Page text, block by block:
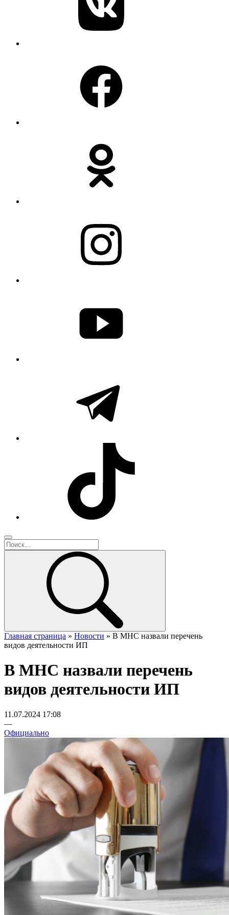
Главная страница » Новости » В МНС назвали перечень
видов деятельности ИП
В МНС назвали перечень
видов деятельности ИП
11.07.2024 17:08
—
Официально